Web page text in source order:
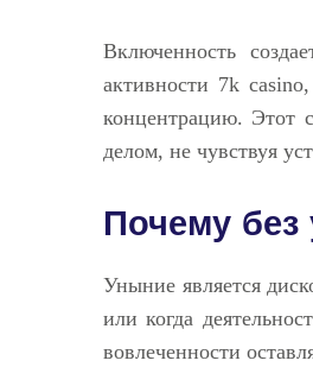
Включенность
активности 7k
концентрацию. Этот
делом, не чувствуя
Почему без
Уныние является
или когда
вовлеченности